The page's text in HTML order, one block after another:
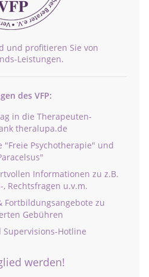
und profitieren Sie von
Leistungen.
des VFP:
in die Therapeuten-
theralupa.de
"Freie Psychotherapie" und
Informationen zu z.B.
, Rechtsfragen u.v.m.
Fortbildungsangebote zu
Gebühren
Supervisions-Hotline
werden!